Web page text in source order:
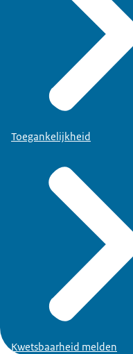
Toegankelijkheid
Kwetsbaarheid melden